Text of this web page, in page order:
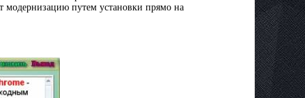
модернизацию путем установки прямо на